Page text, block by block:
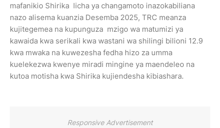
mafanikio Shirika licha ya changamoto inazokabiliana
nazo alisema kuanzia Desemba 2025, TRC meanza
kujitegemea na kupunguza mzigo wa matumizi ya
kawaida kwa serikali kwa wastani wa shilingi bilioni 12.9
kwa mwaka na kuwezesha fedha hizo za umma
kuelekezwa kwenye miradi mingine ya maendeleo na
kutoa motisha kwa Shirika kujiendesha kibiashara.
Responsive Advertisement